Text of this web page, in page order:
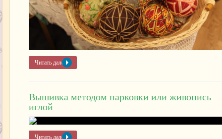
Читать далее »
Вышивка методом парковки или живопись
иглой
Читать далее »